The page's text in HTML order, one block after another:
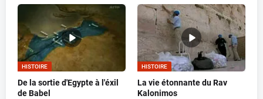
HISTOIRE
De la sortie d'Egypte à l'éxil
de Babel
HISTOIRE
La vie étonnante du Rav
Kalonimos